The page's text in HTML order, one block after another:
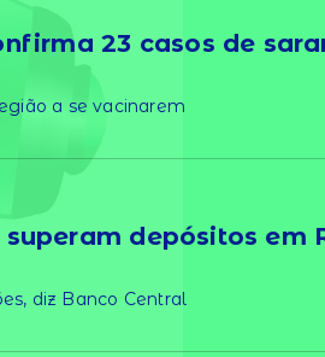
23 casos de
a se vacinarem
depósitos em
diz Banco Central